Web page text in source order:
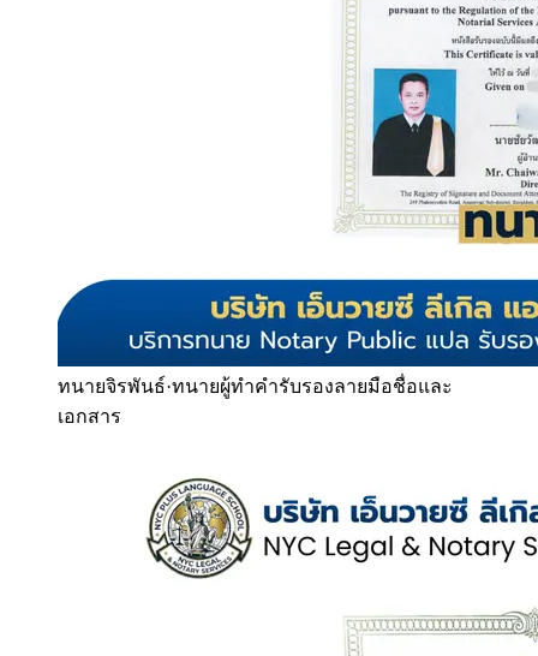
ทนายจิรพันธ์·ทนายผู้ทำคำรับรองลายมือชื่อและ
เอกสาร